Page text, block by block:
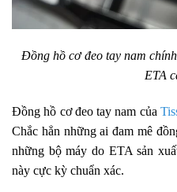
Đồng hồ cơ đeo tay nam
ETA
Đồng hồ cơ đeo tay nam của
Chắc hẳn những ai đam mê
những bộ máy do ETA sản
này cực kỳ chuẩn xác.